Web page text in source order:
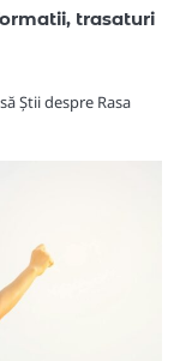
trasaturi
Știi despre Rasa